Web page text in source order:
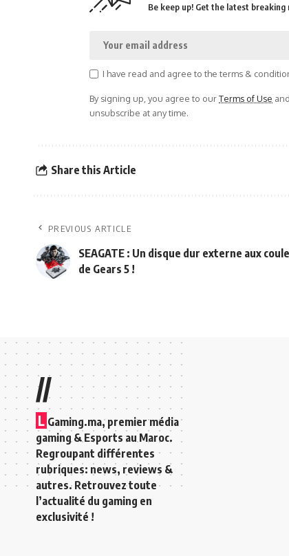
Be keep up! Get the latest
I have read and agree to the terms &
By signing up, you agree to ourTerms of Use
unsubscribe at any time.
Share this Article
PREVIOUS ARTICLE
SEAGATE : Un disque dur externe aux
de Gears 5 !
//
L Gaming.ma, premier média
gaming & Esports au Maroc.
Regroupant différentes
rubriques: news, reviews &
autres. Retrouvez toute
l’actualité du gaming en
exclusivité !